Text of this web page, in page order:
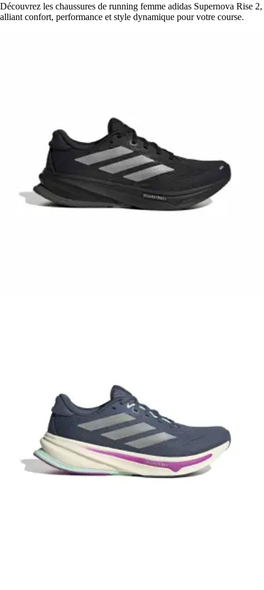
Découvrez les chaussures de running femme adidas Supernova Rise 2,
alliant confort, performance et style dynamique pour votre course.